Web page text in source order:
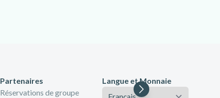
Partenaires
Réservations de groupe
Langue et Monnaie
Langue